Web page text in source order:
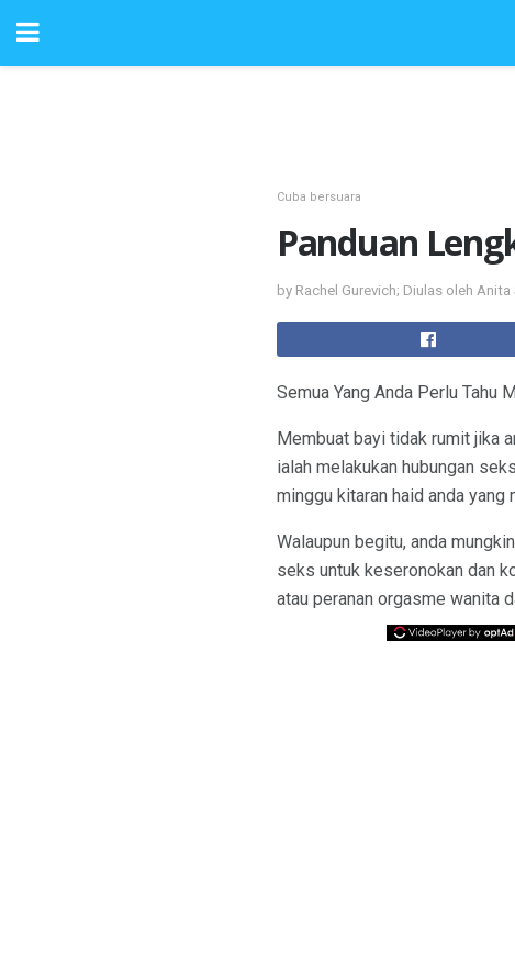
Cuba bersuara
Panduan
by Rachel Gurevich; Diulas oleh Anita
Semua Yang Anda Perlu Tahu
Membuat bayi tidak rumit jika
ialah melakukan hubungan seks
minggu kitaran haid anda
Walaupun begitu, anda
seks untuk keseronokan dan
atau peranan orgasme wanita